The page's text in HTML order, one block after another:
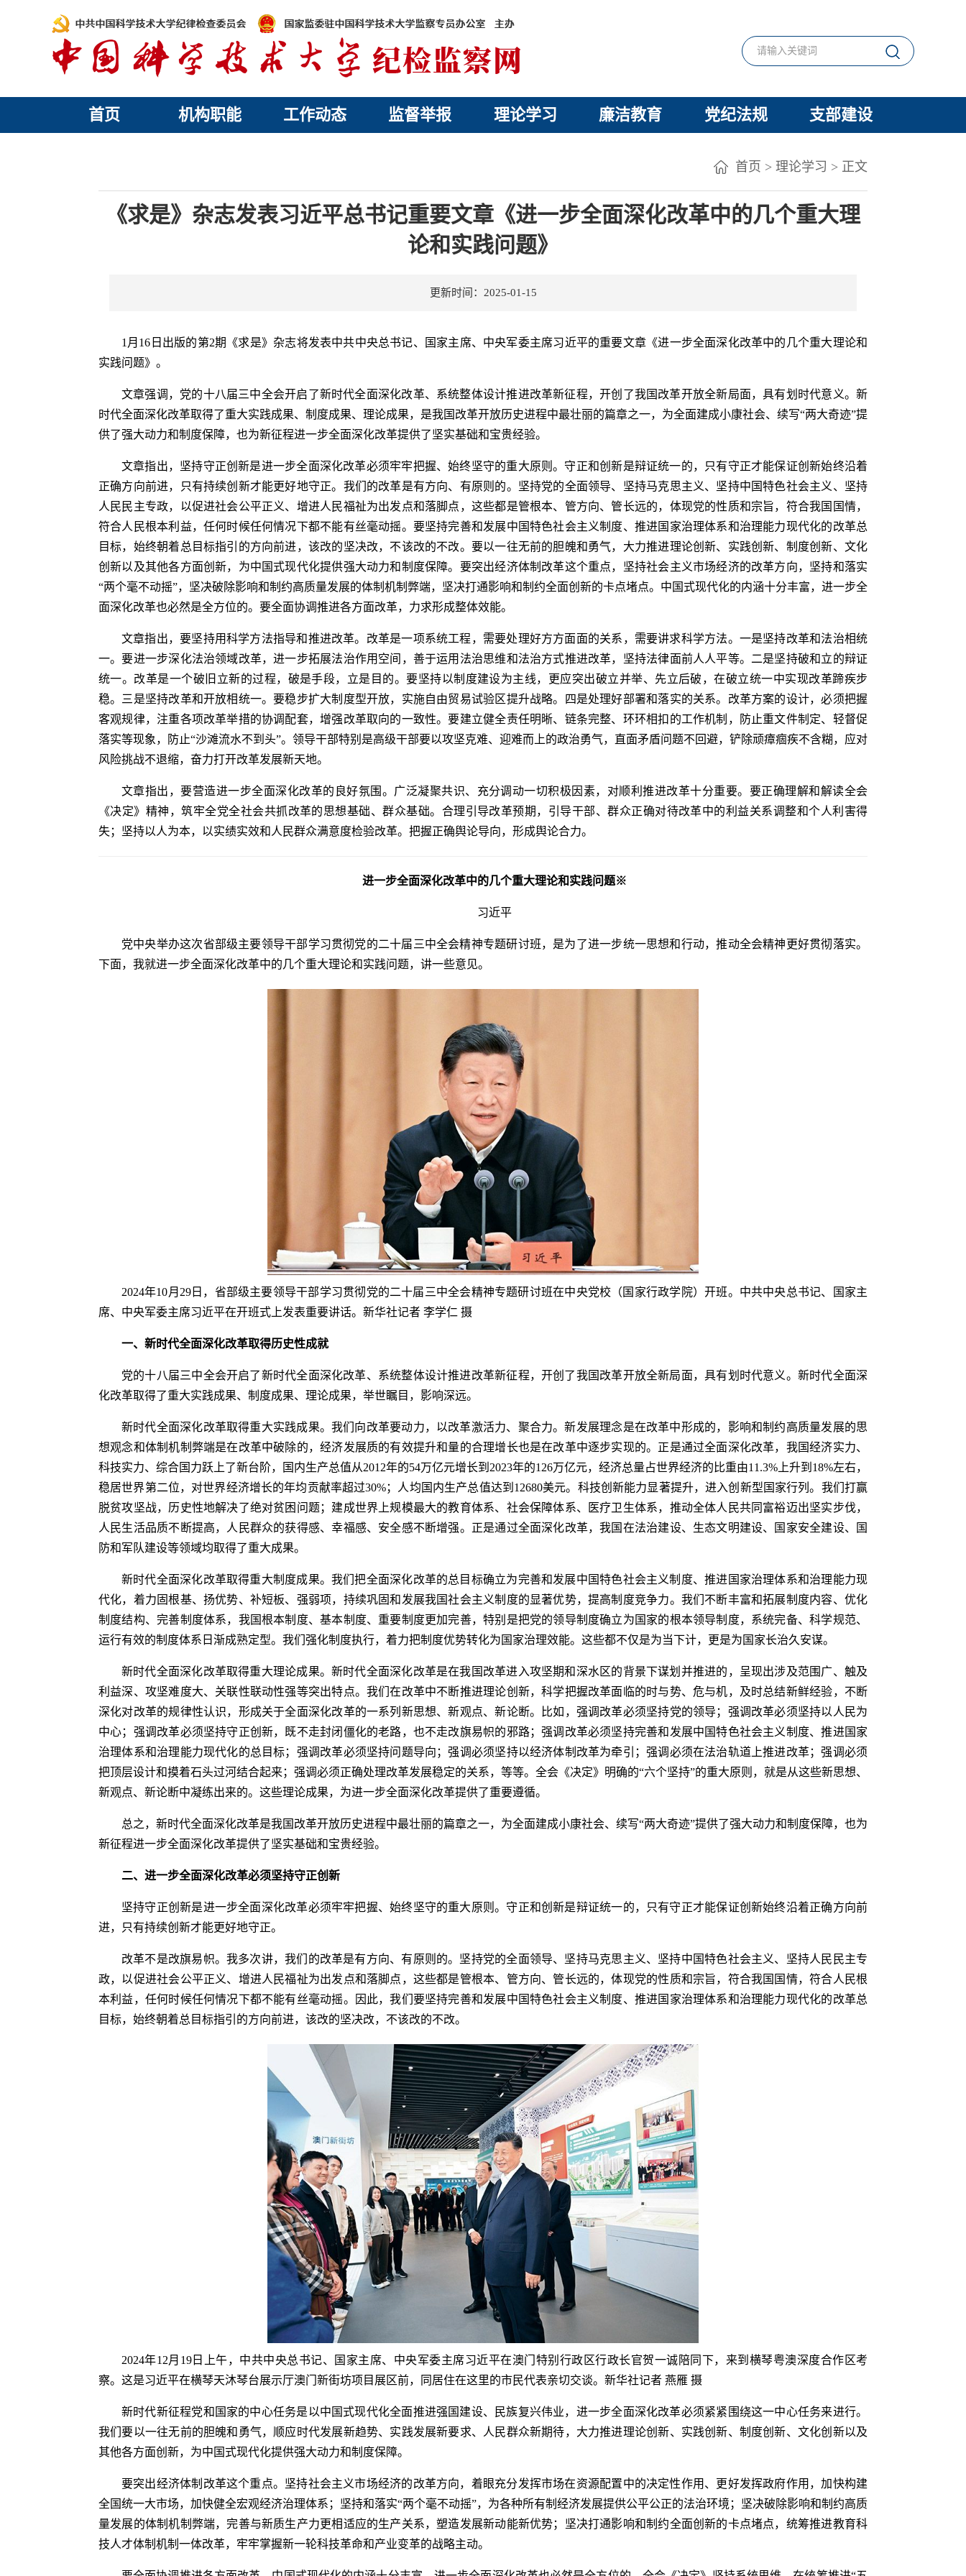
首页 机构职能 工作动态 监督举报 理论学习 廉洁教育 党纪法规 支部建设
首页 > 理论学习 > 正文
《求是》杂志发表习近平总书记重要文章《进一步全面深化改革中的几个重大理
论和实践问题》
更新时间：2025-01-15
1月16日出版的第2期《求是》杂志将发表中共中央总书记、国家主席、中央军委主席习近平的重要文章《进一步全面深化改革中的几个重大理论和
实践问题》。
文章强调，党的十八届三中全会开启了新时代全面深化改革、系统整体设计推进改革新征程，开创了我国改革开放全新局面，具有划时代意义。新
时代全面深化改革取得了重大实践成果、制度成果、理论成果，是我国改革开放历史进程中最壮丽的篇章之一，为全面建成小康社会、续写“两大奇迹”提
供了强大动力和制度保障，也为新征程进一步全面深化改革提供了坚实基础和宝贵经验。
文章指出，坚持守正创新是进一步全面深化改革必须牢牢把握、始终坚守的重大原则。守正和创新是辩证统一的，只有守正才能保证创新始终沿着
正确方向前进，只有持续创新才能更好地守正。我们的改革是有方向、有原则的。坚持党的全面领导、坚持马克思主义、坚持中国特色社会主义、坚持
人民民主专政，以促进社会公平正义、增进人民福祉为出发点和落脚点，这些都是管根本、管方向、管长远的，体现党的性质和宗旨，符合我国国情，
符合人民根本利益，任何时候任何情况下都不能有丝毫动摇。要坚持完善和发展中国特色社会主义制度、推进国家治理体系和治理能力现代化的改革总
目标，始终朝着总目标指引的方向前进，该改的坚决改，不该改的不改。要以一往无前的胆魄和勇气，大力推进理论创新、实践创新、制度创新、文化
创新以及其他各方面创新，为中国式现代化提供强大动力和制度保障。要突出经济体制改革这个重点，坚持社会主义市场经济的改革方向，坚持和落实
“两个毫不动摇”，坚决破除影响和制约高质量发展的体制机制弊端，坚决打通影响和制约全面创新的卡点堵点。中国式现代化的内涵十分丰富，进一步全
面深化改革也必然是全方位的。要全面协调推进各方面改革，力求形成整体效能。
文章指出，要坚持用科学方法指导和推进改革。改革是一项系统工程，需要处理好方方面面的关系，需要讲求科学方法。一是坚持改革和法治相统
一。要进一步深化法治领域改革，进一步拓展法治作用空间，善于运用法治思维和法治方式推进改革，坚持法律面前人人平等。二是坚持破和立的辩证
统一。改革是一个破旧立新的过程，破是手段，立是目的。要坚持以制度建设为主线，更应突出破立并举、先立后破，在破立统一中实现改革蹄疾步
稳。三是坚持改革和开放相统一。要稳步扩大制度型开放，实施自由贸易试验区提升战略。四是处理好部署和落实的关系。改革方案的设计，必须把握
客观规律，注重各项改革举措的协调配套，增强改革取向的一致性。要建立健全责任明晰、链条完整、环环相扣的工作机制，防止重文件制定、轻督促
落实等现象，防止“沙滩流水不到头”。领导干部特别是高级干部要以攻坚克难、迎难而上的政治勇气，直面矛盾问题不回避，铲除顽瘴痼疾不含糊，应对
风险挑战不退缩，奋力打开改革发展新天地。
文章指出，要营造进一步全面深化改革的良好氛围。广泛凝聚共识、充分调动一切积极因素，对顺利推进改革十分重要。要正确理解和解读全会
《决定》精神，筑牢全党全社会共抓改革的思想基础、群众基础。合理引导改革预期，引导干部、群众正确对待改革中的利益关系调整和个人利害得
失；坚持以人为本，以实绩实效和人民群众满意度检验改革。把握正确舆论导向，形成舆论合力。
进一步全面深化改革中的几个重大理论和实践问题※
习近平
党中央举办这次省部级主要领导干部学习贯彻党的二十届三中全会精神专题研讨班，是为了进一步统一思想和行动，推动全会精神更好贯彻落实。
下面，我就进一步全面深化改革中的几个重大理论和实践问题，讲一些意见。
2024年10月29日，省部级主要领导干部学习贯彻党的二十届三中全会精神专题研讨班在中央党校（国家行政学院）开班。中共中央总书记、国家主
席、中央军委主席习近平在开班式上发表重要讲话。新华社记者 李学仁 摄
一、新时代全面深化改革取得历史性成就
党的十八届三中全会开启了新时代全面深化改革、系统整体设计推进改革新征程，开创了我国改革开放全新局面，具有划时代意义。新时代全面深
化改革取得了重大实践成果、制度成果、理论成果，举世瞩目，影响深远。
新时代全面深化改革取得重大实践成果。我们向改革要动力，以改革激活力、聚合力。新发展理念是在改革中形成的，影响和制约高质量发展的思
想观念和体制机制弊端是在改革中破除的，经济发展质的有效提升和量的合理增长也是在改革中逐步实现的。正是通过全面深化改革，我国经济实力、
科技实力、综合国力跃上了新台阶，国内生产总值从2012年的54万亿元增长到2023年的126万亿元，经济总量占世界经济的比重由11.3%上升到18%左右，
稳居世界第二位，对世界经济增长的年均贡献率超过30%；人均国内生产总值达到12680美元。科技创新能力显著提升，进入创新型国家行列。我们打赢
脱贫攻坚战，历史性地解决了绝对贫困问题；建成世界上规模最大的教育体系、社会保障体系、医疗卫生体系，推动全体人民共同富裕迈出坚实步伐，
人民生活品质不断提高，人民群众的获得感、幸福感、安全感不断增强。正是通过全面深化改革，我国在法治建设、生态文明建设、国家安全建设、国
防和军队建设等领域均取得了重大成果。
新时代全面深化改革取得重大制度成果。我们把全面深化改革的总目标确立为完善和发展中国特色社会主义制度、推进国家治理体系和治理能力现
代化，着力固根基、扬优势、补短板、强弱项，持续巩固和发展我国社会主义制度的显著优势，提高制度竞争力。我们不断丰富和拓展制度内容、优化
制度结构、完善制度体系，我国根本制度、基本制度、重要制度更加完善，特别是把党的领导制度确立为国家的根本领导制度，系统完备、科学规范、
运行有效的制度体系日渐成熟定型。我们强化制度执行，着力把制度优势转化为国家治理效能。这些都不仅是为当下计，更是为国家长治久安谋。
新时代全面深化改革取得重大理论成果。新时代全面深化改革是在我国改革进入攻坚期和深水区的背景下谋划并推进的，呈现出涉及范围广、触及
利益深、攻坚难度大、关联性联动性强等突出特点。我们在改革中不断推进理论创新，科学把握改革面临的时与势、危与机，及时总结新鲜经验，不断
深化对改革的规律性认识，形成关于全面深化改革的一系列新思想、新观点、新论断。比如，强调改革必须坚持党的领导；强调改革必须坚持以人民为
中心；强调改革必须坚持守正创新，既不走封闭僵化的老路，也不走改旗易帜的邪路；强调改革必须坚持完善和发展中国特色社会主义制度、推进国家
治理体系和治理能力现代化的总目标；强调改革必须坚持问题导向；强调必须坚持以经济体制改革为牵引；强调必须在法治轨道上推进改革；强调必须
把顶层设计和摸着石头过河结合起来；强调必须正确处理改革发展稳定的关系，等等。全会《决定》明确的“六个坚持”的重大原则，就是从这些新思想、
新观点、新论断中凝练出来的。这些理论成果，为进一步全面深化改革提供了重要遵循。
总之，新时代全面深化改革是我国改革开放历史进程中最壮丽的篇章之一，为全面建成小康社会、续写“两大奇迹”提供了强大动力和制度保障，也为
新征程进一步全面深化改革提供了坚实基础和宝贵经验。
二、进一步全面深化改革必须坚持守正创新
坚持守正创新是进一步全面深化改革必须牢牢把握、始终坚守的重大原则。守正和创新是辩证统一的，只有守正才能保证创新始终沿着正确方向前
进，只有持续创新才能更好地守正。
改革不是改旗易帜。我多次讲，我们的改革是有方向、有原则的。坚持党的全面领导、坚持马克思主义、坚持中国特色社会主义、坚持人民民主专
政，以促进社会公平正义、增进人民福祉为出发点和落脚点，这些都是管根本、管方向、管长远的，体现党的性质和宗旨，符合我国国情，符合人民根
本利益，任何时候任何情况下都不能有丝毫动摇。因此，我们要坚持完善和发展中国特色社会主义制度、推进国家治理体系和治理能力现代化的改革总
目标，始终朝着总目标指引的方向前进，该改的坚决改，不该改的不改。
2024年12月19日上午，中共中央总书记、国家主席、中央军委主席习近平在澳门特别行政区行政长官贺一诚陪同下，来到横琴粤澳深度合作区考
察。这是习近平在横琴天沐琴台展示厅澳门新街坊项目展区前，同居住在这里的市民代表亲切交谈。新华社记者 燕雁 摄
新时代新征程党和国家的中心任务是以中国式现代化全面推进强国建设、民族复兴伟业，进一步全面深化改革必须紧紧围绕这一中心任务来进行。
我们要以一往无前的胆魄和勇气，顺应时代发展新趋势、实践发展新要求、人民群众新期待，大力推进理论创新、实践创新、制度创新、文化创新以及
其他各方面创新，为中国式现代化提供强大动力和制度保障。
要突出经济体制改革这个重点。坚持社会主义市场经济的改革方向，着眼充分发挥市场在资源配置中的决定性作用、更好发挥政府作用，加快构建
全国统一大市场，加快健全宏观经济治理体系；坚持和落实“两个毫不动摇”，为各种所有制经济发展提供公平公正的法治环境；坚决破除影响和制约高质
量发展的体制机制弊端，完善与新质生产力更相适应的生产关系，塑造发展新动能新优势；坚决打通影响和制约全面创新的卡点堵点，统筹推进教育科
技人才体制机制一体改革，牢牢掌握新一轮科技革命和产业变革的战略主动。